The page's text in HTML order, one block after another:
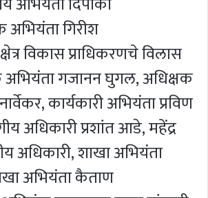
गिरीश
विकास प्राधिकरणचे विलास
अभियंता गजानन घुगल, अधिक्षक
कार्यकारी अभियंता प्रविण
अधिकारी प्रशांत आडे, महेंद्र
अधिकारी, शाखा अभियंता
अभियंता कैताण